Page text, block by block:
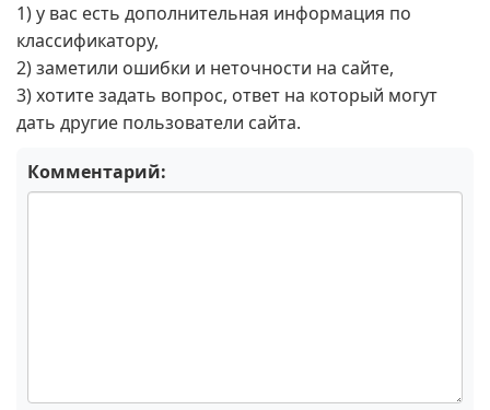
1) у вас есть дополнительная информация по
классификатору,
2) заметили ошибки и неточности на сайте,
3) хотите задать вопрос, ответ на который могут
дать другие пользователи сайта.
Комментарий: